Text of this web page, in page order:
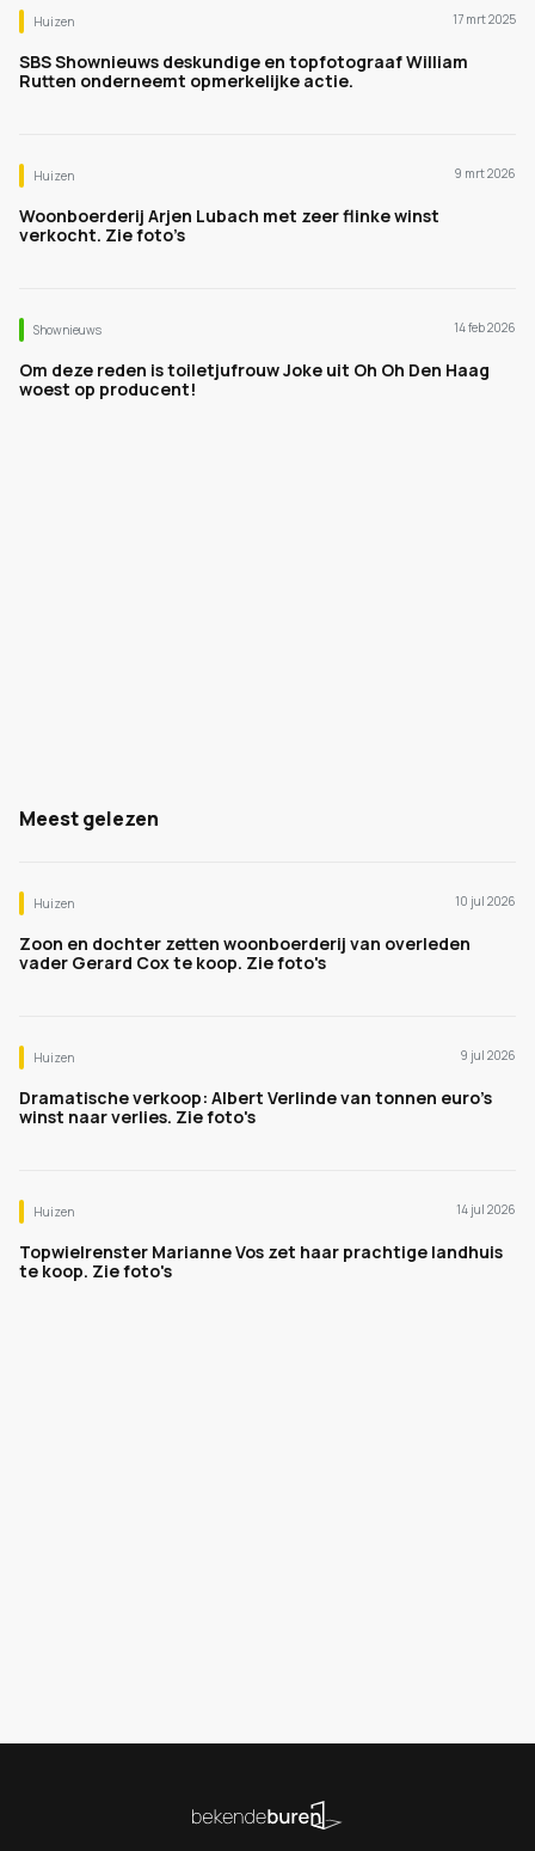
Huizen 17 mrt 2025
SBS Shownieuws deskundige en topfotograaf William
Rutten onderneemt opmerkelijke actie.
Huizen 9 mrt 2026
Woonboerderij Arjen Lubach met zeer flinke winst
verkocht. Zie foto’s
Shownieuws 14 feb 2026
Om deze reden is toiletjufrouw Joke uit Oh Oh Den Haag
woest op producent!
Meest gelezen
Huizen 10 jul 2026
Zoon en dochter zetten woonboerderij van overleden
vader Gerard Cox te koop. Zie foto's
Huizen 9 jul 2026
Dramatische verkoop: Albert Verlinde van tonnen euro's
winst naar verlies. Zie foto's
Huizen 14 jul 2026
Topwielrenster Marianne Vos zet haar prachtige landhuis
te koop. Zie foto's